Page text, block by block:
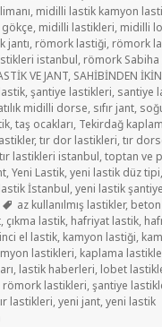
, midilli lastik kamyon
, midilli lastikleri, midilli
jantı, römork lastiği, römork
istanbul, römork Sabiha
VE JANT, SAHİBİNDEN
,şantiye lastikleri, santiye
midilli dorse, sıfır jant,
,taş ocakları, Tekirdağ
,tır dor lastikleri,tır
tır lastikleri istanbul,toptan ve
,Yeni Lastik,yeni lastik düz tipi
İstanbul,yeni lastik
Etiketler
az kullanılmış lastikler,
, çıkma lastik, hafriyat lastik,
el lastik, kamyon lastiği,
lastikleri, kaplama
, lastik haberleri, lobet
römork lastikleri,şantiye
lastikleri,yeni jant,yeni lastik
LASTİKLER için